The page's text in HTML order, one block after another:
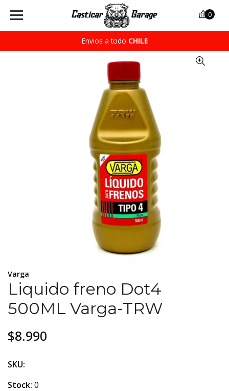
Envios a todo CHILE
0
Varga
Liquido freno Dot4
500ML Varga-TRW
$8.990
SKU:
Stock: 0